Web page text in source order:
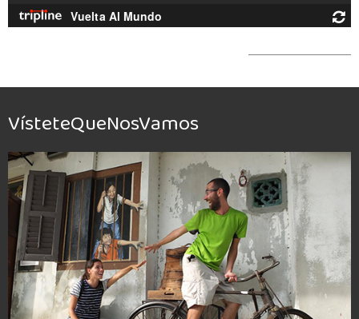
VísteteQueNosVamos